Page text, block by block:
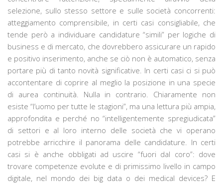
selezione, sullo stesso settore e sulle società concorrenti:
atteggiamento comprensibile, in certi casi consigliabile, che
tende però a individuare candidature “simili” per logiche di
business e di mercato, che dovrebbero assicurare un rapido
e positivo inserimento, anche se ciò non è automatico, senza
portare più di tanto novità significative. In certi casi ci si può
accontentare di coprire al meglio la posizione in una specie
di aurea continuità. Nulla in contrario. Chiaramente non
esiste “l’uomo per tutte le stagioni”, ma una lettura più ampia,
approfondita e perché no “intelligentemente spregiudicata”
di settori e al loro interno delle società che vi operano
potrebbe arricchire il panorama delle candidature. In certi
casi si è anche obbligati ad uscire “fuori dal coro”: dove
trovare competenze evolute e di primissimo livello in campo
digitale, nel mondo dei big data o dei medical devices? E